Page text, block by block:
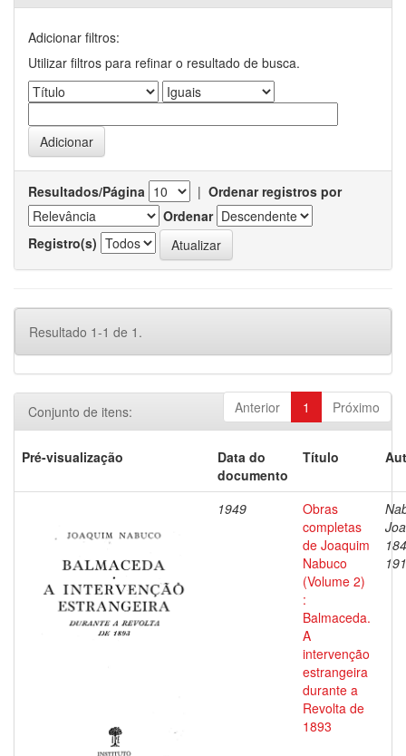
Adicionar filtros:
Utilizar filtros para refinar o resultado de busca.
Resultados/Página | Ordenar registros por
Ordenar
Registro(s)
Resultado 1-1 de 1.
Anterior 1 Próximo
Conjunto de itens:
Pré-visualização
Data do
documento
Título
1949
Obras
completas
de Joaquim
Nabuco
(Volume 2)
:
Balmaceda.
A
intervenção
estrangeira
durante a
Revolta de
1893